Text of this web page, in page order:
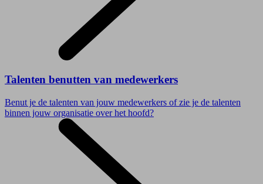
Talenten benutten van medewerkers
Benut je de talenten van jouw medewerkers of zie je de talenten
binnen jouw organisatie over het hoofd?